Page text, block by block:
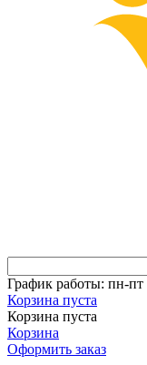
График работы: пн-пт
Корзина пуста
Корзина пуста
Корзина
Оформить заказ